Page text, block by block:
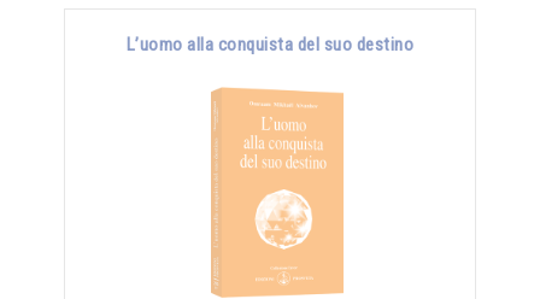
L’uomo alla conquista del suo destino